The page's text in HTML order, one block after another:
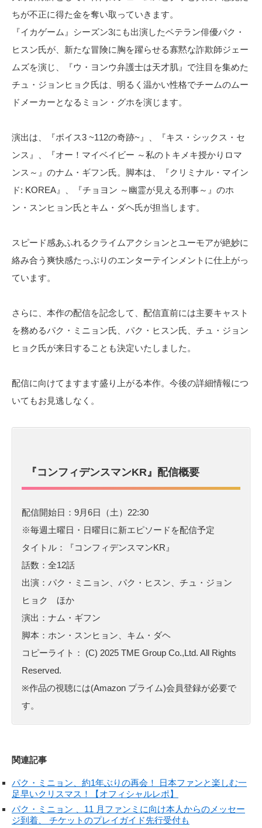
ちが不正に得た金を奪い取っていきます。
『イカゲーム』シーズン3にも出演したベテラン俳優パク・
ヒスン氏が、新たな冒険に胸を躍らせる寡黙な詐欺師ジェー
ムズを演じ、『ウ・ヨンウ弁護士は天才肌』で注目を集めた
チュ・ジョンヒョク氏は、明るく温かい性格でチームのムー
ドメーカーとなるミョン・グホを演じます。
演出は、『ボイス3 ~112の奇跡~』、『キス・シックス・セ
ンス』、『オー！マイベイビー ～私のトキメキ授かりロマ
ンス～』のナム・ギフン氏。脚本は、『クリミナル・マイン
ド: KOREA』、『チョヨン ～幽霊が見える刑事～』のホ
ン・スンヒョン氏とキム・ダヘ氏が担当します。
スピード感あふれるクライムアクションとユーモアが絶妙に
絡み合う爽快感たっぷりのエンターテインメントに仕上がっ
ています。
さらに、本作の配信を記念して、配信直前には主要キャスト
を務めるパク・ミニョン氏、パク・ヒスン氏、チュ・ジョン
ヒョク氏が来日することも決定いたしました。
配信に向けてますます盛り上がる本作。今後の詳細情報につ
いてもお見逃しなく。
『コンフィデンスマンKR』配信概要
配信開始日：9月6日（土）22:30
※毎週土曜日・日曜日に新エピソードを配信予定
タイトル：『コンフィデンスマンKR』
話数：全12話
出演：パク・ミニョン、パク・ヒスン、チュ・ジョン
ヒョク ほか
演出：ナム・ギフン
脚本：ホン・スンヒョン、キム・ダヘ
コピーライト： (C) 2025 TME Group Co.,Ltd. All Rights
Reserved.
※作品の視聴には(Amazon プライム)会員登録が必要で
す。
関連記事
パク・ミニョン、約1年ぶりの再会！ 日本ファンと楽しむ一
足早いクリスマス！【オフィシャルレポ】
パク・ミニョン 、11 月ファンミに向け本人からのメッセー
ジ到着、 チケットのプレイガイド先行受付も